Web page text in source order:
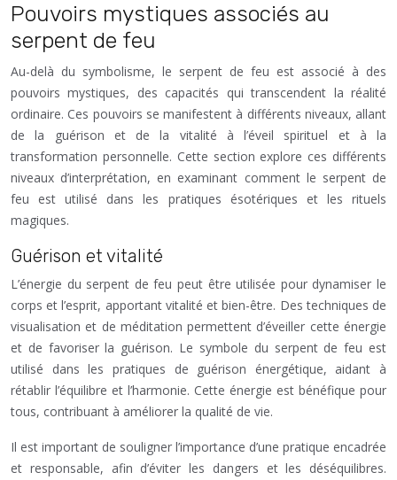
Pouvoirs mystiques associés au
serpent de feu
Au-delà du symbolisme, le serpent de feu est associé à des
pouvoirs mystiques, des capacités qui transcendent la réalité
ordinaire. Ces pouvoirs se manifestent à différents niveaux, allant
de la guérison et de la vitalité à l’éveil spirituel et à la
transformation personnelle. Cette section explore ces différents
niveaux d’interprétation, en examinant comment le serpent de
feu est utilisé dans les pratiques ésotériques et les rituels
magiques.
Guérison et vitalité
L’énergie du serpent de feu peut être utilisée pour dynamiser le
corps et l’esprit, apportant vitalité et bien-être. Des techniques de
visualisation et de méditation permettent d’éveiller cette énergie
et de favoriser la guérison. Le symbole du serpent de feu est
utilisé dans les pratiques de guérison énergétique, aidant à
rétablir l’équilibre et l’harmonie. Cette énergie est bénéfique pour
tous, contribuant à améliorer la qualité de vie.
Il est important de souligner l’importance d’une pratique encadrée
et responsable, afin d’éviter les dangers et les déséquilibres.